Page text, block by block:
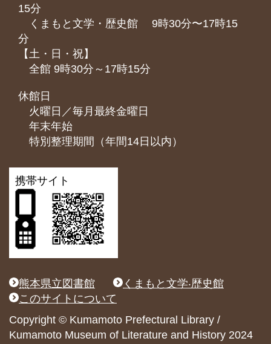
15分
くまもと⽂学・歴史館 9時30分〜17時15
分
【土・日・祝】
全館 9時30分～17時15分
休館日
火曜日／毎月最終金曜日
年末年始
特別整理期間（年間14日以内）
携帯サイト
熊本県立図書館
くまもと文学‧歴史館
このサイトについて
Copyright © Kumamoto Prefectural Library /
Kumamoto Museum of Literature and History 2024